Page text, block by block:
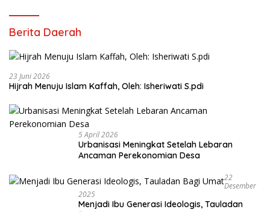
Berita Daerah
23 Juni 2026
Hijrah Menuju Islam Kaffah, Oleh: Isheriwati S.pdi
5 April 2026
Urbanisasi Meningkat Setelah Lebaran
Ancaman Perekonomian Desa
22
Desember
2025
Menjadi Ibu Generasi Ideologis, Tauladan